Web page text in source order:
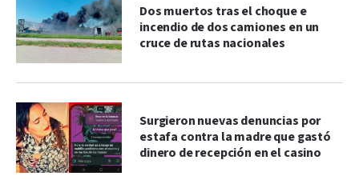
Dos muertos tras el choque e
incendio de dos camiones en un
cruce de rutas nacionales
Surgieron nuevas denuncias por
estafa contra la madre que gastó
dinero de recepción en el casino